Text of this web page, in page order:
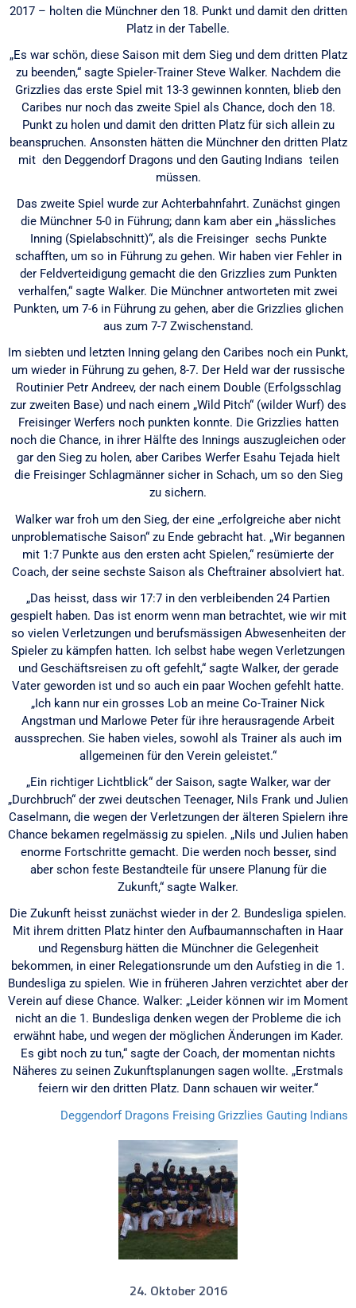
2017 – holten die Münchner den 18. Punkt und damit den dritten
Platz in der Tabelle.
„Es war schön, diese Saison mit dem Sieg und dem dritten Platz
zu beenden,“ sagte Spieler-Trainer Steve Walker. Nachdem die
Grizzlies das erste Spiel mit 13-3 gewinnen konnten, blieb den
Caribes nur noch das zweite Spiel als Chance, doch den 18.
Punkt zu holen und damit den dritten Platz für sich allein zu
beanspruchen. Ansonsten hätten die Münchner den dritten Platz
mit den Deggendorf Dragons und den Gauting Indians teilen
müssen.
Das zweite Spiel wurde zur Achterbahnfahrt. Zunächst gingen
die Münchner 5-0 in Führung; dann kam aber ein „hässliches
Inning (Spielabschnitt)“, als die Freisinger sechs Punkte
schafften, um so in Führung zu gehen. Wir haben vier Fehler in
der Feldverteidigung gemacht die den Grizzlies zum Punkten
verhalfen,“ sagte Walker. Die Münchner antworteten mit zwei
Punkten, um 7-6 in Führung zu gehen, aber die Grizzlies glichen
aus zum 7-7 Zwischenstand.
Im siebten und letzten Inning gelang den Caribes noch ein Punkt,
um wieder in Führung zu gehen, 8-7. Der Held war der russische
Routinier Petr Andreev, der nach einem Double (Erfolgsschlag
zur zweiten Base) und nach einem „Wild Pitch“ (wilder Wurf) des
Freisinger Werfers noch punkten konnte. Die Grizzlies hatten
noch die Chance, in ihrer Hälfte des Innings auszugleichen oder
gar den Sieg zu holen, aber Caribes Werfer Esahu Tejada hielt
die Freisinger Schlagmänner sicher in Schach, um so den Sieg
zu sichern.
Walker war froh um den Sieg, der eine „erfolgreiche aber nicht
unproblematische Saison“ zu Ende gebracht hat. „Wir begannen
mit 1:7 Punkte aus den ersten acht Spielen,“ resümierte der
Coach, der seine sechste Saison als Cheftrainer absolviert hat.
„Das heisst, dass wir 17:7 in den verbleibenden 24 Partien
gespielt haben. Das ist enorm wenn man betrachtet, wie wir mit
so vielen Verletzungen und berufsmässigen Abwesenheiten der
Spieler zu kämpfen hatten. Ich selbst habe wegen Verletzungen
und Geschäftsreisen zu oft gefehlt,“ sagte Walker, der gerade
Vater geworden ist und so auch ein paar Wochen gefehlt hatte.
„Ich kann nur ein grosses Lob an meine Co-Trainer Nick
Angstman und Marlowe Peter für ihre herausragende Arbeit
aussprechen. Sie haben vieles, sowohl als Trainer als auch im
allgemeinen für den Verein geleistet.“
„Ein richtiger Lichtblick“ der Saison, sagte Walker, war der
„Durchbruch“ der zwei deutschen Teenager, Nils Frank und Julien
Caselmann, die wegen der Verletzungen der älteren Spielern ihre
Chance bekamen regelmässig zu spielen. „Nils und Julien haben
enorme Fortschritte gemacht. Die werden noch besser, sind
aber schon feste Bestandteile für unsere Planung für die
Zukunft,“ sagte Walker.
Die Zukunft heisst zunächst wieder in der 2. Bundesliga spielen.
Mit ihrem dritten Platz hinter den Aufbaumannschaften in Haar
und Regensburg hätten die Münchner die Gelegenheit
bekommen, in einer Relegationsrunde um den Aufstieg in die 1.
Bundesliga zu spielen. Wie in früheren Jahren verzichtet aber der
Verein auf diese Chance. Walker: „Leider können wir im Moment
nicht an die 1. Bundesliga denken wegen der Probleme die ich
erwähnt habe, und wegen der möglichen Änderungen im Kader.
Es gibt noch zu tun,“ sagte der Coach, der momentan nichts
Näheres zu seinen Zukunftsplanungen sagen wollte. „Erstmals
feiern wir den dritten Platz. Dann schauen wir weiter.“
Deggendorf Dragons Freising Grizzlies Gauting Indians
24. Oktober 2016